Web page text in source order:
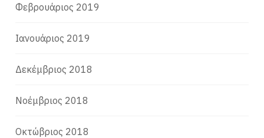
Φεβρουάριος 2019
Ιανουάριος 2019
Δεκέμβριος 2018
Νοέμβριος 2018
Οκτώβριος 2018